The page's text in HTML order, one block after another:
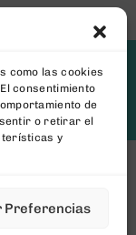
como las cookies
consentimiento
de
o retirar el
y
Preferencias